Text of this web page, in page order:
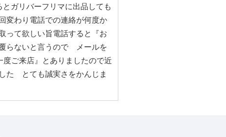
ガリバーフリマに出品しても
変わり電話での連絡が何度か
て欲しい旨電話すると『お
らないと言うので メールを
ご来店』とありましたので近
た とても誠実さをかんじま